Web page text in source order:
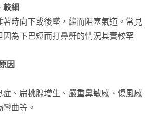
較細
著時向下或後墜，繼而阻塞氣道。常見
因為下巴短而打鼻鼾的情況其實較罕
因
症、扁桃腺增生、嚴重鼻敏感、傷風感
曲等。